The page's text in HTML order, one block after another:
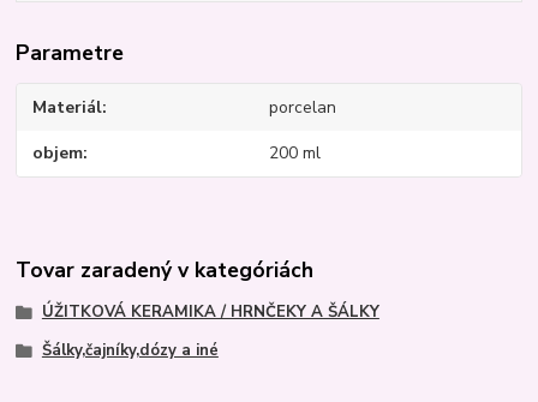
Parametre
Materiál porcelan
objem 200 ml
Tovar zaradený v kategóriách
ÚŽITKOVÁ KERAMIKA / HRNČEKY A ŠÁLKY
Šálky,čajníky,dózy a iné